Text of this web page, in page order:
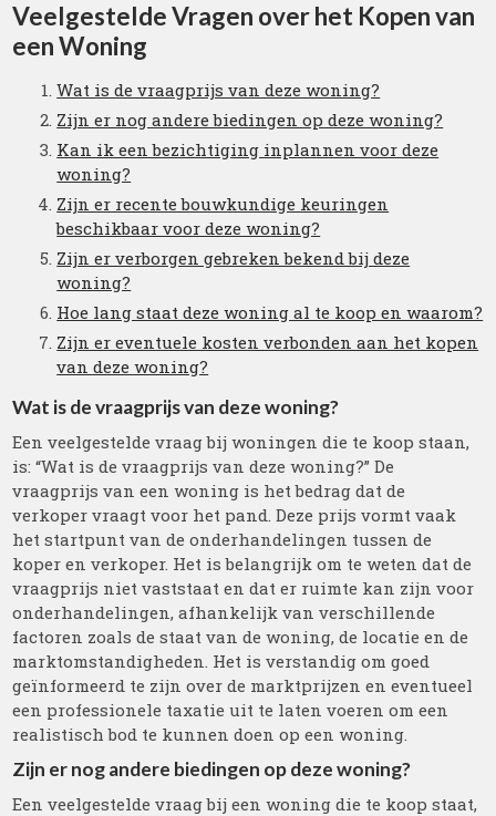
Veelgestelde Vragen over het Kopen van
een Woning
Wat is de vraagprijs van deze woning?
Zijn er nog andere biedingen op deze woning?
Kan ik een bezichtiging inplannen voor deze
woning?
Zijn er recente bouwkundige keuringen
beschikbaar voor deze woning?
Zijn er verborgen gebreken bekend bij deze
woning?
Hoe lang staat deze woning al te koop en waarom?
Zijn er eventuele kosten verbonden aan het kopen
van deze woning?
Wat is de vraagprijs van deze woning?
Een veelgestelde vraag bij woningen die te koop staan,
is: “Wat is de vraagprijs van deze woning?” De
vraagprijs van een woning is het bedrag dat de
verkoper vraagt voor het pand. Deze prijs vormt vaak
het startpunt van de onderhandelingen tussen de
koper en verkoper. Het is belangrijk om te weten dat de
vraagprijs niet vaststaat en dat er ruimte kan zijn voor
onderhandelingen, afhankelijk van verschillende
factoren zoals de staat van de woning, de locatie en de
marktomstandigheden. Het is verstandig om goed
geïnformeerd te zijn over de marktprijzen en eventueel
een professionele taxatie uit te laten voeren om een
realistisch bod te kunnen doen op een woning.
Zijn er nog andere biedingen op deze woning?
Een veelgestelde vraag bij een woning die te koop staat,